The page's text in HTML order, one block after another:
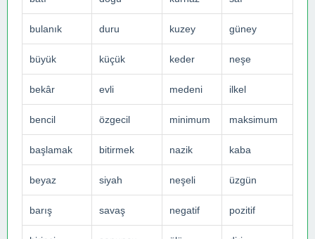
bulanık duru kuzey güney
büyük küçük keder neşe
bekâr evli medeni ilkel
bencil özgecil minimum maksimum
başlamak bitirmek nazik kaba
beyaz siyah neşeli üzgün
barış savaş negatif pozitif